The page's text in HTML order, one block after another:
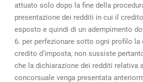
attuato solo dopo la fine della
presentazione dei redditi in cui il
esposto e quindi di un adempimento
6. per perfezionare sotto ogni profilo la
credito d’imposta, non sussiste
che la dichiarazione dei redditi relativa
concorsuale venga presentata